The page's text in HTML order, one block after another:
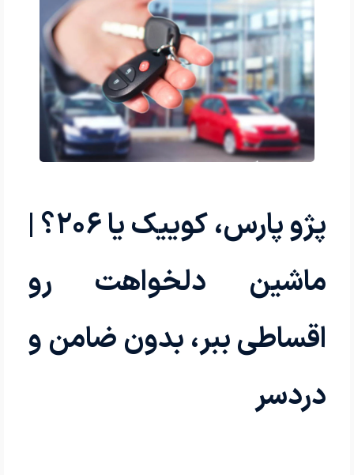
پژو پارس، کوییک یا ۲۰۶؟ |
ماشین دلخواهت رو
اقساطی ببر، بدون ضامن و
دردسر